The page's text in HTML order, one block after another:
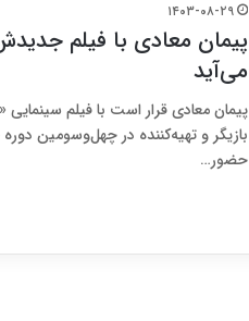
۱۴۰۳-۰۸-۲۹
پیمان معادی با فیلم
می‌آید
پیمان معادی قرار است با فیلم سینمایی
بازیگر و تهیه‌کننده در چهل‌وسومین
حضور…